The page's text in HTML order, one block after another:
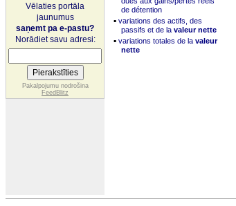
Vēlaties portāla
jaunumus
saņemt pa e-pastu?
Norādiet savu adresi:
Pakalpojumu nodrošina
FeedBlitz
de détention
▪ variations des actifs, des
passifs et de la valeur nette
▪ variations totales de la valeur
nette